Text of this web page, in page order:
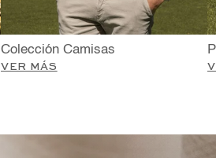
Colección Camisas
VER MÁS